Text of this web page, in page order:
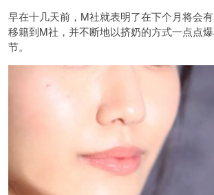
早在十几天前，M社就表明了在下个月将会
移籍到M社，并不断地以挤奶的方式一点点
节。